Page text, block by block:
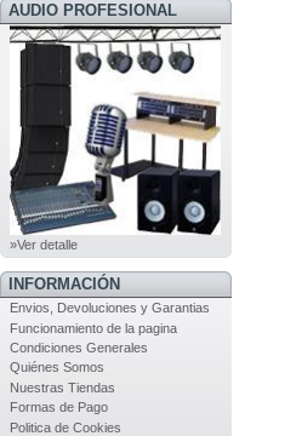
AUDIO PROFESIONAL
»Ver detalle
INFORMACIÓN
Envios, Devoluciones y Garantias
Funcionamiento de la pagina
Condiciones Generales
Quiénes Somos
Nuestras Tiendas
Formas de Pago
Politica de Cookies